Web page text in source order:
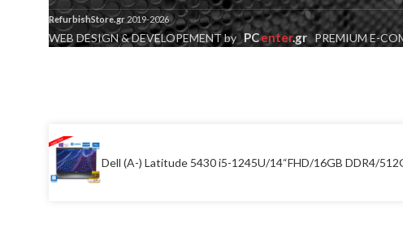
RefurbishStore.gr 2019-2026
WEB DESIGN & DEVELOPEMENT by PCenter.gr PREMIUM E-
Dell (A-) Latitude 5430 i5-1245U/14“FHD/16GB DDR4/